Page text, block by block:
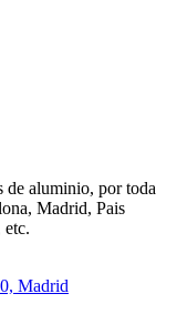
de aluminio, por toda
Madrid, Pais
etc.
Madrid